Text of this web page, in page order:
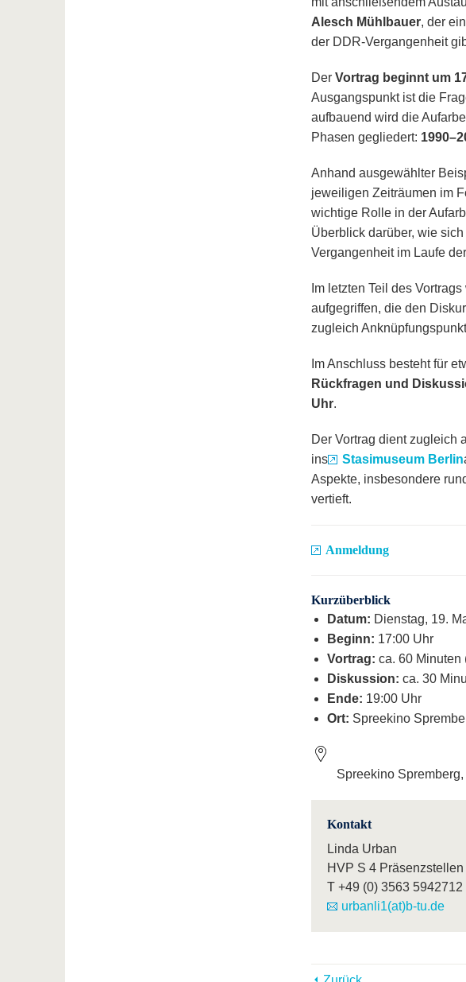
Alesch Mühlbauer, der
der DDR-Vergangenheit
Der Vortrag beginnt um
Ausgangspunkt ist die
aufbauend wird die
Phasen gegliedert:
Anhand ausgewählter
jeweiligen Zeiträumen im
wichtige Rolle in der
Überblick darüber, wie
Vergangenheit im Laufe
Im letzten Teil des
aufgegriffen, die den
zugleich
Im Anschluss besteht für
Rückfragen und
Uhr.
Der Vortrag dient zugleich
ins
Stasimuseum Berlin
Aspekte, insbesondere
vertieft.
Anmeldung
Kurzüberblick
Datum: Dienstag, 19.
Beginn: 17:00 Uhr
Vortrag: ca. 60 Minuten
Diskussion: ca. 30
Ende: 19:00 Uhr
Ort: Spreekino
Spreekino
Kontakt
Linda Urban
HVP S 4 Präsenzstellen
T +49 (0) 3563 5942712
urbanli1(at)b-tu.de